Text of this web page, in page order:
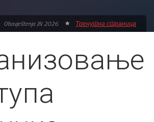
Obavještenja JN 2026 Тренутна страница